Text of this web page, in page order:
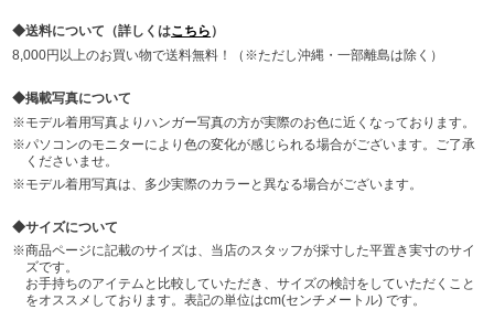
送料について（詳しくはこちら ）
8,000円以上のお買い物で送料無料！（※ただし沖縄・一部離島は除く）
掲載写真について
モデル着用写真よりハンガー写真の方が実際のお色に近くなっております。
パソコンのモニターにより色の変化が感じられる場合がございます。ご了承
くださいませ。
モデル着用写真は、多少実際のカラーと異なる場合がございます。
サイズについて
商品ページに記載のサイズは、当店のスタッフが採寸した平置き実寸のサイ
ズです。
お手持ちのアイテムと比較していただき、サイズの検討をしていただくこと
をオススメしております。表記の単位はcm(センチメートル) です。